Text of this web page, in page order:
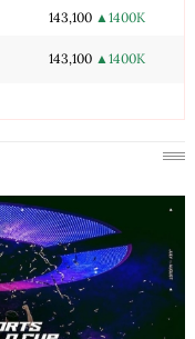
143,100 ▲1400K
143,100 ▲1400K